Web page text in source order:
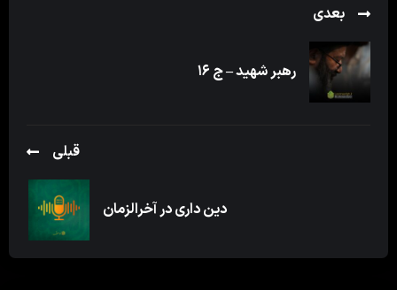
بعدی
رهبر شهید – ج ۱۶
قبلی
دین داری در آخرالزمان